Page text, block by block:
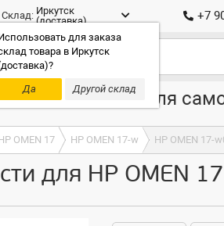
Склад: Иркутск
(доставка)
для заказа
товара в Иркутск
Да
Другой склад
+7
доставка, для
OMEN 17 HP OMEN 17-w HP OMEN 17-
для HP OMEN